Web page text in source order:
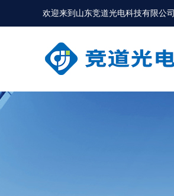
欢迎来到 山东竞道光电科技有限公司